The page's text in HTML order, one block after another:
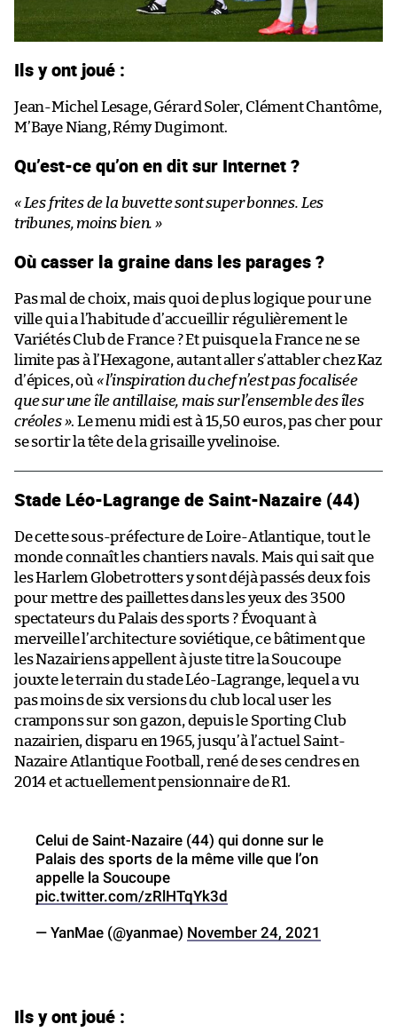
Ils y ont joué :
Jean-Michel Lesage, Gérard Soler, Clément Chantôme,
M’Baye Niang, Rémy Dugimont.
Qu’est-ce qu’on en dit sur Internet ?
« Les frites de la buvette sont super bonnes. Les
tribunes, moins bien. »
Où casser la graine dans les parages ?
Pas mal de choix, mais quoi de plus logique pour une
ville qui a l’habitude d’accueillir régulièrement le
Variétés Club de France ? Et puisque la France ne se
limite pas à l’Hexagone, autant aller s’attabler chez Kaz
d’épices, où « l’inspiration du chef n’est pas focalisée
que sur une île antillaise, mais sur l’ensemble des îles
créoles ». Le menu midi est à 15,50 euros, pas cher pour
se sortir la tête de la grisaille yvelinoise.
Stade Léo-Lagrange de Saint-Nazaire (44)
De cette sous-préfecture de Loire-Atlantique, tout le
monde connaît les chantiers navals. Mais qui sait que
les Harlem Globetrotters y sont déjà passés deux fois
pour mettre des paillettes dans les yeux des 3500
spectateurs du Palais des sports ? Évoquant à
merveille l’architecture soviétique, ce bâtiment que
les Nazairiens appellent à juste titre la Soucoupe
jouxte le terrain du stade Léo-Lagrange, lequel a vu
pas moins de six versions du club local user les
crampons sur son gazon, depuis le Sporting Club
nazairien, disparu en 1965, jusqu’à l’actuel Saint-
Nazaire Atlantique Football, rené de ses cendres en
2014 et actuellement pensionnaire de R1.
Celui de Saint-Nazaire (44) qui donne sur le
Palais des sports de la même ville que l’on
appelle la Soucoupe
pic.twitter.com/zRlHTqYk3d
— YanMae (@yanmae) November 24, 2021
Ils y ont joué :